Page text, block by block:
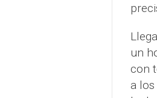
un
con
a